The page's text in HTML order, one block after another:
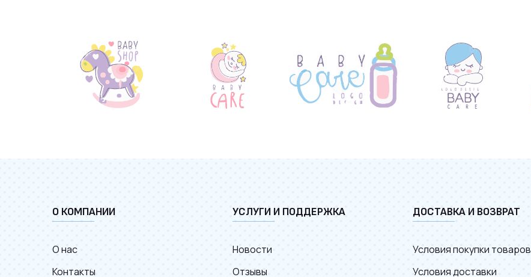
О КОМПАНИИ
О нас
Контакты
УСЛУГИ И ПОДДЕРЖКА
Новости
Отзывы
ДОСТАВКА И ВОЗВРАТ
Условия покупки товаров
Условия доставки